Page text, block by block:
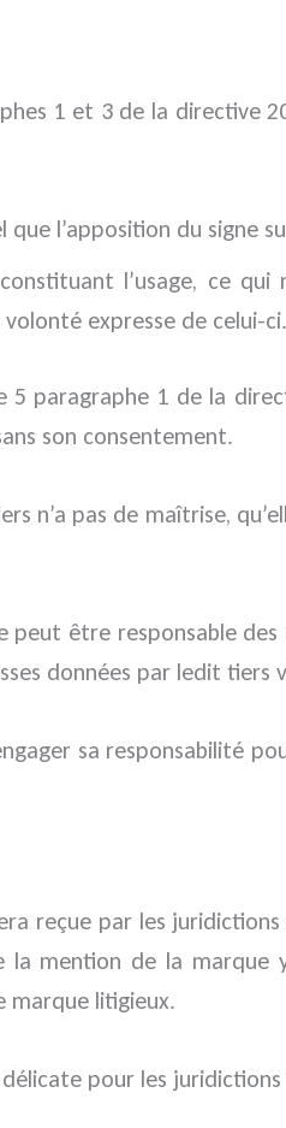
1 et 3 de la directive
l’apposition du signe
l’usage, ce
expresse de celui-ci.
5 paragraphe 1 de la
son consentement.
pas de maîtrise,
peut être responsable
données par ledit tiers
sa responsabilité
reçue par les
la mention de la
marque litigieux.
pour les